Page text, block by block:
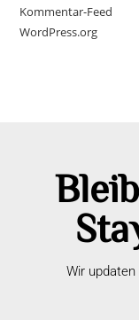
Kommentar-Feed
WordPress.org
Wir